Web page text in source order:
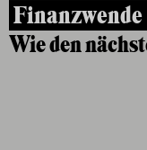
Finanzwende
Wie den